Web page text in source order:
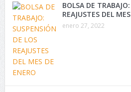
BOLSA DE
REAJUSTES DEL
enero 27, 2022